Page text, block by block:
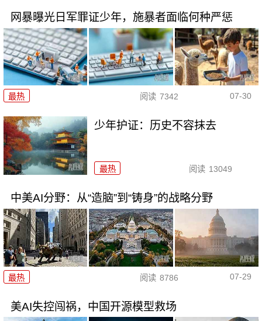
网暴曝光日军罪证少年，施暴者面临何种严惩
最热 阅读 7342 07-30
少年护证：历史不容抹去
最热 阅读 13049
中美AI分野：从“造脑”到“铸身”的战略分野
最热 阅读 8786 07-29
美AI失控闯祸，中国开源模型救场